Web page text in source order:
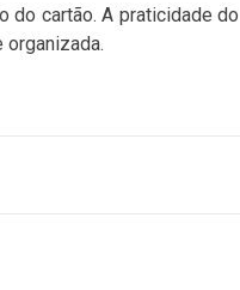
do cartão. A praticidade do